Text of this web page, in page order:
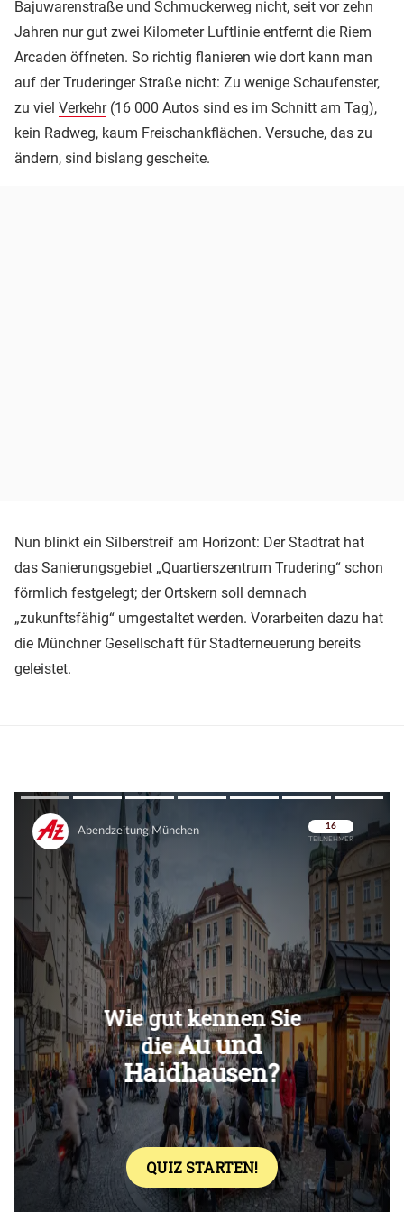
Bajuwarenstraße und Schmuckerweg nicht, seit vor zehn
Jahren nur gut zwei Kilometer Luftlinie entfernt die Riem
Arcaden öffneten. So richtig flanieren wie dort kann man
auf der Truderinger Straße nicht: Zu wenige Schaufenster,
zu viel Verkehr(16 000 Autos sind es im Schnitt am Tag),
kein Radweg, kaum Freischankflächen. Versuche, das zu
ändern, sind bislang gescheite.
Nun blinkt ein Silberstreif am Horizont: Der Stadtrat hat
das Sanierungsgebiet „Quartierszentrum Trudering“ schon
förmlich festgelegt; der Ortskern soll demnach
„zukunftsfähig“ umgestaltet werden. Vorarbeiten dazu hat
die Münchner Gesellschaft für Stadterneuerung bereits
geleistet.
Überspringen
Überspringen